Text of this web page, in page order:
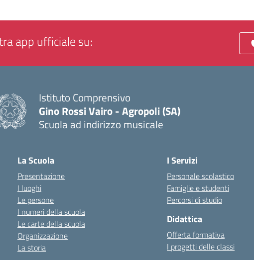
app ufficiale su:
Istituto Comprensivo
Gino Rossi Vairo - Agropoli (SA)
Scuola ad indirizzo musicale
La Scuola
Presentazione
I luoghi
Le persone
I numeri della scuola
Le carte della scuola
Organizzazione
La storia
I Servizi
Personale scolastico
Famiglie e studenti
Percorsi di studio
Didattica
Offerta formativa
I progetti delle classi